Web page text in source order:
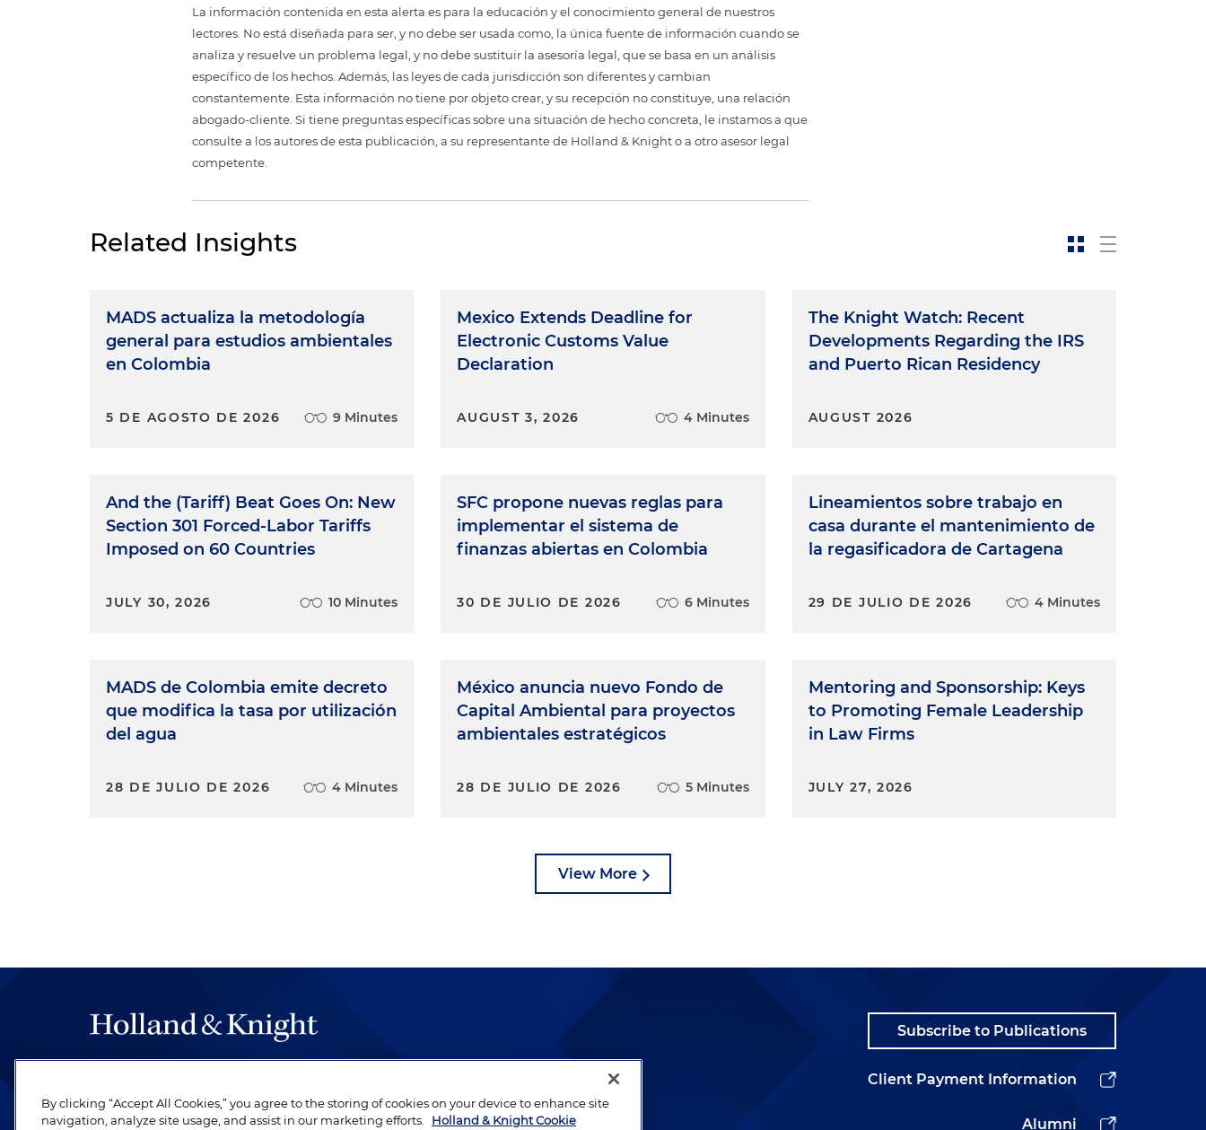
La información contenida en esta alerta es para la educación y el conocimiento general de nuestros
lectores. No está diseñada para ser, y no debe ser usada como, la única fuente de información cuando se
analiza y resuelve un problema legal, y no debe sustituir la asesoría legal, que se basa en un análisis
específico de los hechos. Además, las leyes de cada jurisdicción son diferentes y cambian
constantemente. Esta información no tiene por objeto crear, y su recepción no constituye, una relación
abogado-cliente. Si tiene preguntas específicas sobre una situación de hecho concreta, le instamos a que
consulte a los autores de esta publicación, a su representante de Holland & Knight o a otro asesor legal
competente.
Related Insights
MADS actualiza la metodología
general para estudios ambientales
en Colombia
5 DE AGOSTO DE 2026 9 Minutes
And the (Tariff) Beat Goes On: New
Section 301 Forced-Labor Tariffs
Imposed on 60 Countries
JULY 30, 2026 10 Minutes
MADS de Colombia emite decreto
que modifica la tasa por utilización
del agua
28 DE JULIO DE 2026 4 Minutes
Mexico Extends Deadline for
Electronic Customs Value
Declaration
AUGUST 3, 2026 4 Minutes
SFC propone nuevas reglas para
implementar el sistema de
finanzas abiertas en Colombia
30 DE JULIO DE 2026 6 Minutes
México anuncia nuevo Fondo de
Capital Ambiental para proyectos
ambientales estratégicos
28 DE JULIO DE 2026 5 Minutes
The Knight Watch: Recent
Developments Regarding the IRS
and Puerto Rican Residency
AUGUST 2026
Lineamientos sobre trabajo en
casa durante el mantenimiento de
la regasificadora de Cartagena
29 DE JULIO DE 2026 4 Minutes
Mentoring and Sponsorship: Keys
to Promoting Female Leadership
in Law Firms
JULY 27, 2026
View More
be legal work of the highest quality, performed by well-prepared lawyers who
revere their profession and are devoted to their clients.
Subscribe to Publications
Client Payment Information
Alumni
By clicking “Accept All Cookies,” you agree to the storing of cookies on your device to enhance site
navigation, analyze site usage, and assist in our marketing efforts.
Holland & Knight Cookie